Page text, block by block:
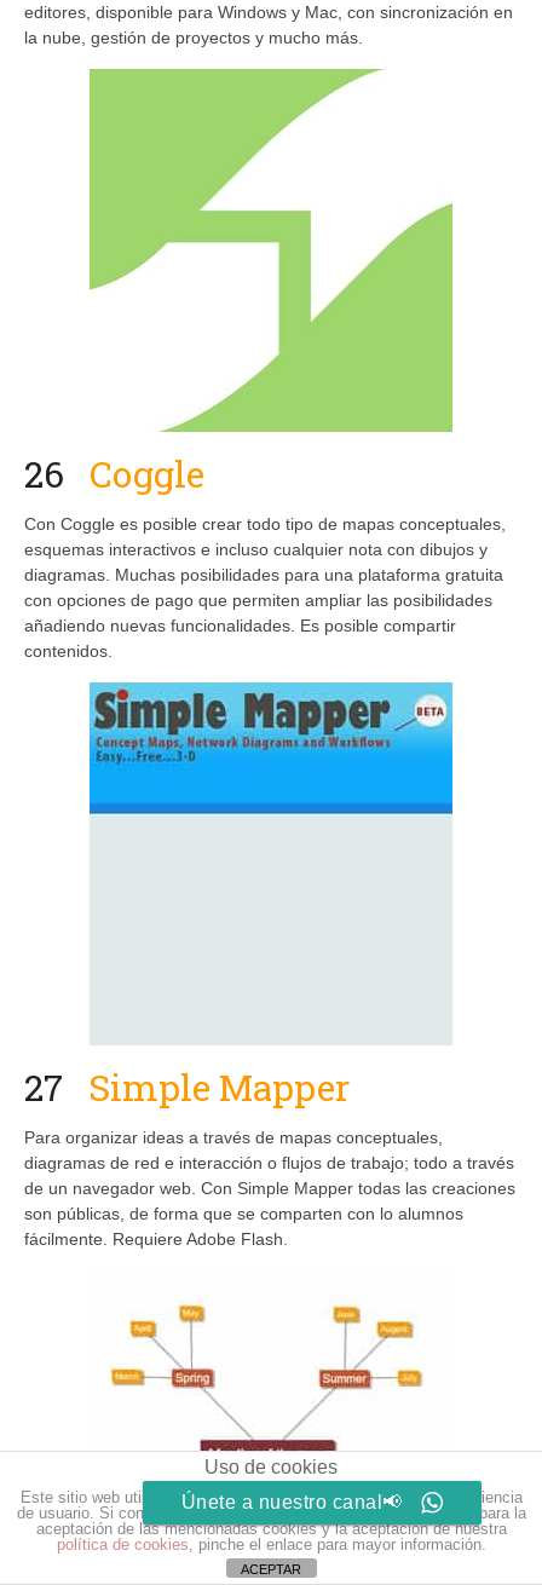
editores, disponible para Windows y Mac, con sincronización en
la nube, gestión de proyectos y mucho más.
26 Coggle
Con Coggle es posible crear todo tipo de mapas conceptuales,
esquemas interactivos e incluso cualquier nota con dibujos y
diagramas. Muchas posibilidades para una plataforma gratuita
con opciones de pago que permiten ampliar las posibilidades
añadiendo nuevas funcionalidades. Es posible compartir
contenidos.
27 Simple Mapper
Para organizar ideas a través de mapas conceptuales,
diagramas de red e interacción o flujos de trabajo; todo a través
de un navegador web. Con Simple Mapper todas las creaciones
son públicas, de forma que se comparten con lo alumnos
fácilmente. Requiere Adobe Flash.
Uso de cookies
Este sitio web utiliza cookies para que usted tenga la mejor experiencia
de usuario. Si continúa navegando está dando su consentimiento para la
aceptación de las mencionadas cookies y la aceptación de nuestra
política de cookies, pinche el enlace para mayor información.
ACEPTAR
Únete a nuestro canal📢